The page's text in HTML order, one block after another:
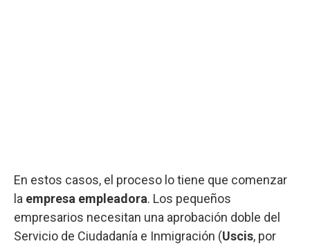
En estos casos, el proceso lo tiene que comenzar
la empresa empleadora. Los pequeños
empresarios necesitan una aprobación doble del
Servicio de Ciudadanía e Inmigración (Uscis, por